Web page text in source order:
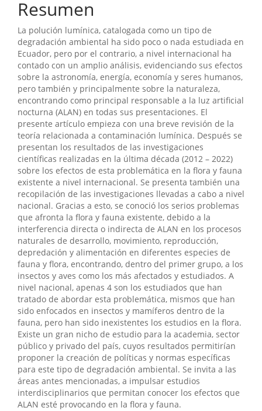
artículo
Resumen
La polución lumínica, catalogada como un tipo de
degradación ambiental ha sido poco o nada estudiada en
Ecuador, pero por el contrario, a nivel internacional ha
contado con un amplio análisis, evidenciando sus efectos
sobre la astronomía, energía, economía y seres humanos,
pero también y principalmente sobre la naturaleza,
encontrando como principal responsable a la luz artificial
nocturna (ALAN) en todas sus presentaciones. El
presente artículo empieza con una breve revisión de la
teoría relacionada a contaminación lumínica. Después se
presentan los resultados de las investigaciones
científicas realizadas en la última década (2012 – 2022)
sobre los efectos de esta problemática en la flora y fauna
existente a nivel internacional. Se presenta también una
recopilación de las investigaciones llevadas a cabo a nivel
nacional. Gracias a esto, se conoció los serios problemas
que afronta la flora y fauna existente, debido a la
interferencia directa o indirecta de ALAN en los procesos
naturales de desarrollo, movimiento, reproducción,
depredación y alimentación en diferentes especies de
fauna y flora, encontrando, dentro del primer grupo, a los
insectos y aves como los más afectados y estudiados. A
nivel nacional, apenas 4 son los estudiados que han
tratado de abordar esta problemática, mismos que han
sido enfocados en insectos y mamíferos dentro de la
fauna, pero han sido inexistentes los estudios en la flora.
Existe un gran nicho de estudio para la academia, sector
público y privado del país, cuyos resultados permitirían
proponer la creación de políticas y normas específicas
para este tipo de degradación ambiental. Se invita a las
áreas antes mencionadas, a impulsar estudios
interdisciplinarios que permitan conocer los efectos que
ALAN esté provocando en la flora y fauna.